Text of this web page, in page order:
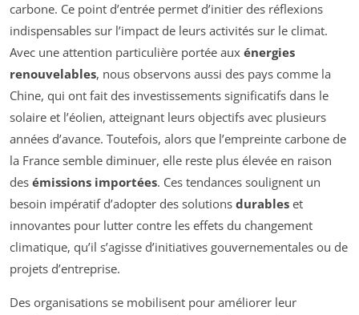
carbone. Ce point d’entrée permet d’initier des réflexions
indispensables sur l’impact de leurs activités sur le climat.
Avec une attention particulière portée aux énergies
renouvelables, nous observons aussi des pays comme la
Chine, qui ont fait des investissements significatifs dans le
solaire et l’éolien, atteignant leurs objectifs avec plusieurs
années d’avance. Toutefois, alors que l’empreinte carbone de
la France semble diminuer, elle reste plus élevée en raison
des émissions importées. Ces tendances soulignent un
besoin impératif d’adopter des solutions durables et
innovantes pour lutter contre les effets du changement
climatique, qu’il s’agisse d’initiatives gouvernementales ou de
projets d’entreprise.
Des organisations se mobilisent pour améliorer leur